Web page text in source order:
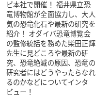
ビ本社で開催！ 福井県立恐
竜博物館が全面協力し、大人
気の恐竜化石や最新の研究を
紹介！ オダイバ恐竜博覧会
の監修統括を務めた柴田正輝
先生に見どころや最新の研
究、恐竜絶滅の原因、恐竜の
研究者にはどうやったらなれ
るのかなどについてインタ
ビュー！